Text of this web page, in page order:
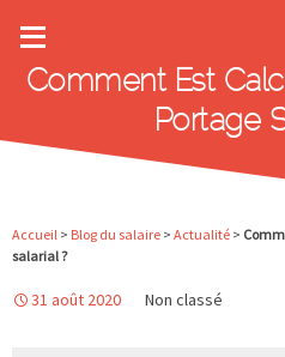
Comment Est
Portage
Accueil > Blog du salaire > Actualité >
salarial ?
31 août 2020 Non classé